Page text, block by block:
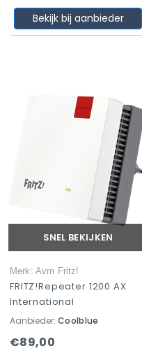
Bekijk bij aanbieder
SNEL BEKIJKEN
Merk: Avm Fritz!
FRITZ!Repeater 1200 AX
International
Aanbieder: Coolblue
€89,00